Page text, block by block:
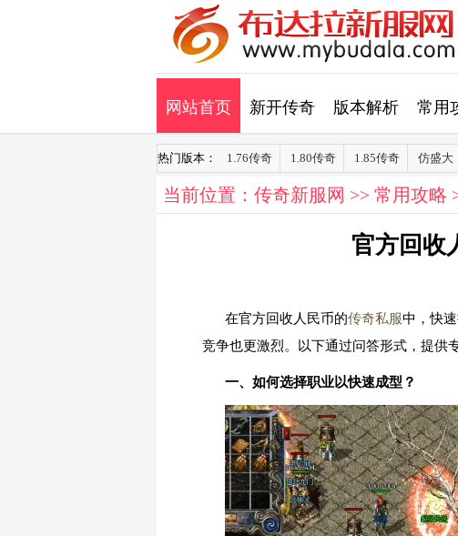
网站首页 新开传奇 版本解析 常用
热门版本： 1.76传奇 1.80传奇 1.85传奇 仿盛大
当前位置： 传奇新服网 >> 常用攻略
官方回收
在官方回收人民币的传奇私服中，快
竞争也更激烈。以下通过问答形式，提供
一、如何选择职业以快速成型？